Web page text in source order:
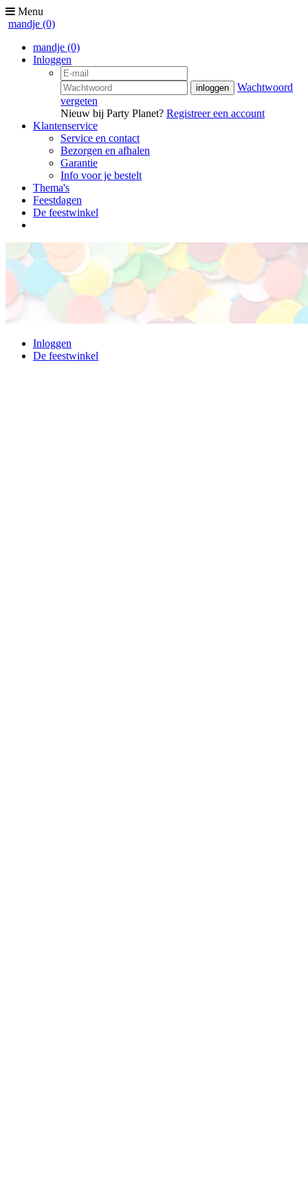
Menu
mandje (0)
mandje (0)
Inloggen
Wachtwoord
vergeten
Nieuw bij Party Planet? Registreer een account
Klantenservice
Service en contact
Bezorgen en afhalen
Garantie
Info voor je bestelt
Thema's
Feestdagen
De feestwinkel
Inloggen
De feestwinkel